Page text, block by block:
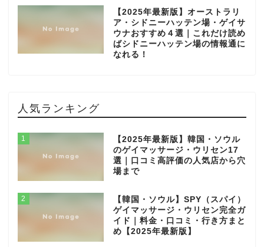
【2025年最新版】オーストラリ
ア・シドニーハッテン場・ゲイサ
ウナおすすめ４選｜これだけ読め
ばシドニーハッテン場の情報通に
なれる！
人気ランキング
1
【2025年最新版】韓国・ソウル
のゲイマッサージ・ウリセン17
選｜口コミ高評価の人気店から穴
場まで
2
【韓国・ソウル】SPY（スパイ）
ゲイマッサージ・ウリセン完全ガ
イド｜料金・口コミ・行き方まと
め【2025年最新版】